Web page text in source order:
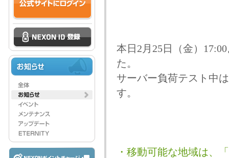
本日2月25日（金）
た。
サーバー負荷テスト中
す。
・移動可能な地域は、